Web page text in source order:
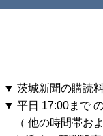
▼ 茨城新聞の購読
▼ 平日 17:00まで
（ 他の時間帯お